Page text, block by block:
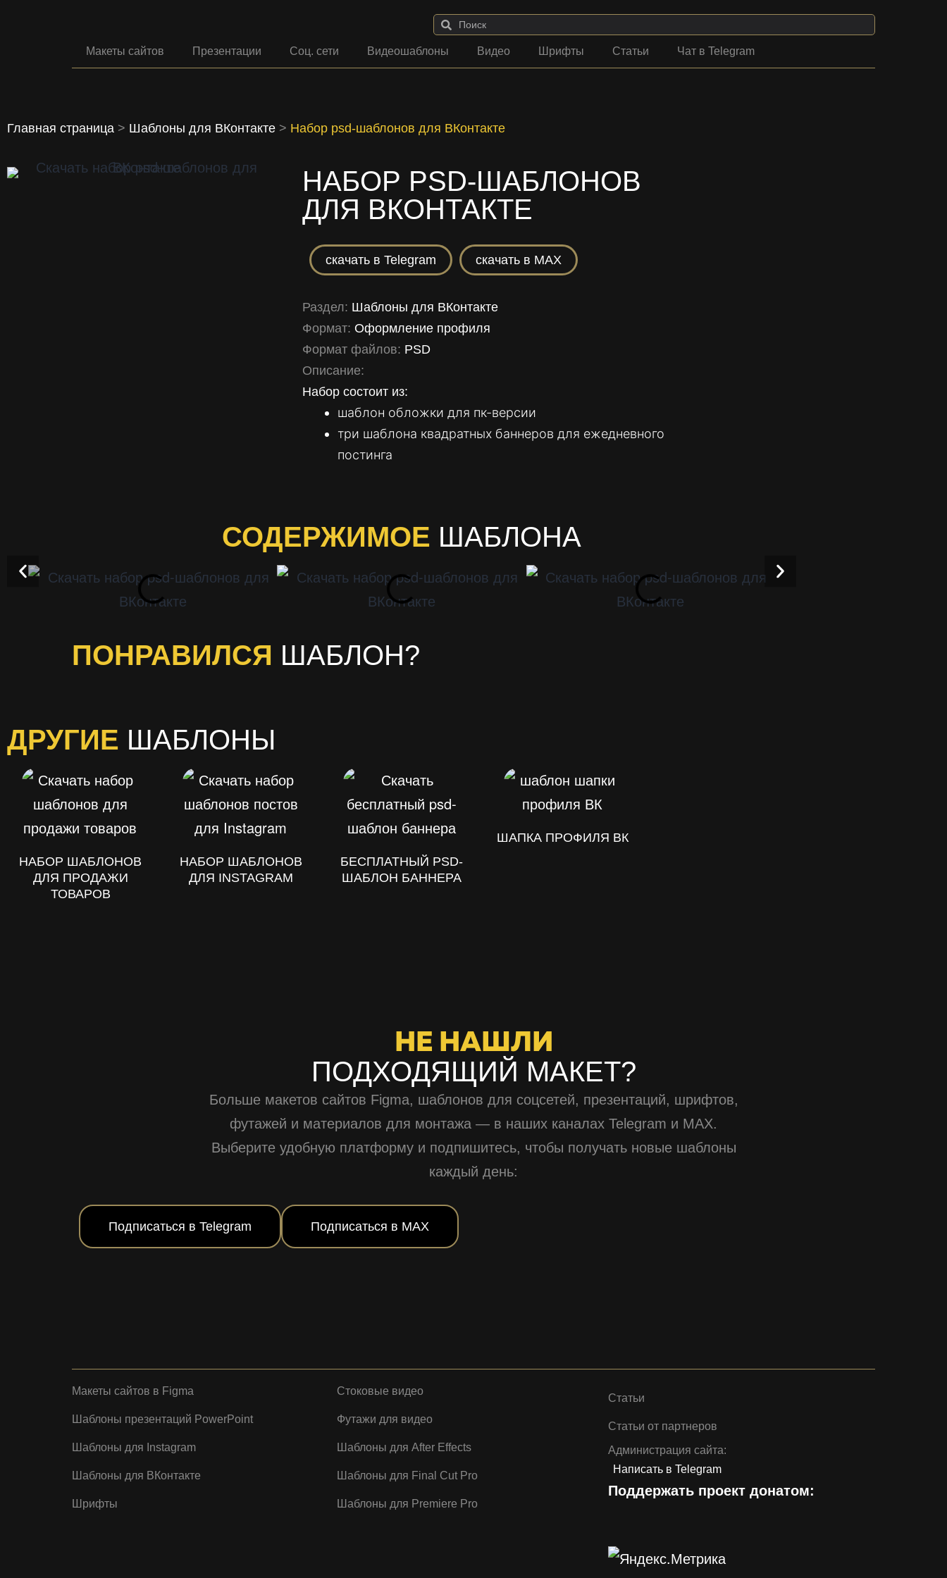
Макеты сайтов Презентации Соц. сети Видеошаблоны Видео Шрифты Статьи Чат в Telegram
Главная страница > Шаблоны для ВКонтакте > Набор psd-шаблонов для ВКонтакте
НАБОР PSD-ШАБЛОНОВ
ДЛЯ ВКОНТАКТЕ
скачать в Telegram скачать в MAX
Раздел: Шаблоны для ВКонтакте
Формат: Оформление профиля
Формат файлов: PSD
Описание:
Набор состоит из:
шаблон обложки для пк-версии
три шаблона квадратных баннеров для ежедневного
постинга
СОДЕРЖИМОЕ ШАБЛОНА
ПОНРАВИЛСЯ ШАБЛОН?
ДРУГИЕ ШАБЛОНЫ
НАБОР ШАБЛОНОВ
ДЛЯ ПРОДАЖИ
ТОВАРОВ
НАБОР ШАБЛОНОВ
ДЛЯ INSTAGRAM
БЕСПЛАТНЫЙ PSD-
ШАБЛОН БАННЕРА
ШАПКА ПРОФИЛЯ ВК
НЕ НАШЛИ
ПОДХОДЯЩИЙ МАКЕТ?
Больше макетов сайтов Figma, шаблонов для соцсетей, презентаций, шрифтов,
футажей и материалов для монтажа — в наших каналах Telegram и MAX.
Выберите удобную платформу и подпишитесь, чтобы получать новые шаблоны
каждый день:
Подписаться в Telegram Подписаться в MAX
Макеты сайтов в Figma
Шаблоны презентаций PowerPoint
Шаблоны для Instagram
Шаблоны для ВКонтакте
Шрифты
Стоковые видео
Футажи для видео
Шаблоны для After Effects
Шаблоны для Final Cut Pro
Шаблоны для Premiere Pro
Статьи
Статьи от партнеров
Администрация сайта:
Написать в Telegram
Поддержать проект донатом: